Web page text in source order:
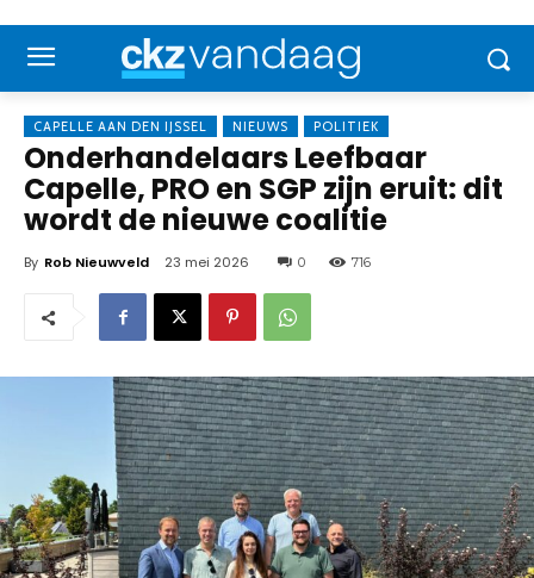
CAPELLE AAN DEN IJSSEL NIEUWS POLITIEK
Onderhandelaars Leefbaar
Capelle, PRO en SGP zijn eruit: dit
wordt de nieuwe coalitie
By Rob Nieuwveld 23 mei 2026 0 716